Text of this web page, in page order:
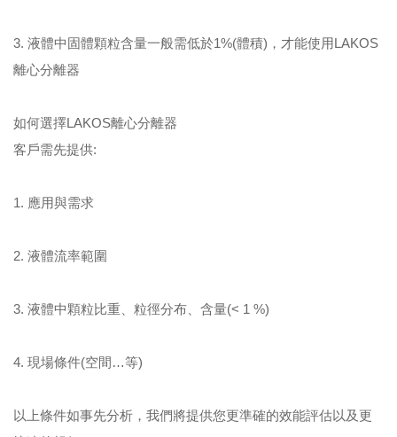
3. 液體中固體顆粒含量一般需低於1%(體積)，才能使用LAKOS
離心分離器
如何選擇LAKOS離心分離器
客戶需先提供:
1. 應用與需求
2. 液體流率範圍
3. 液體中顆粒比重、粒徑分布、含量(< 1 %)
4. 現場條件(空間…等)
以上條件如事先分析，我們將提供您更準確的效能評估以及更